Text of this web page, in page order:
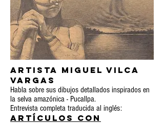
Artista Miguel Vilca
Vargas
Habla sobre sus dibujos detallados inspirados en
la selva amazónica - Pucallpa.
Entrevista completa traducida al inglés:
Artículos con